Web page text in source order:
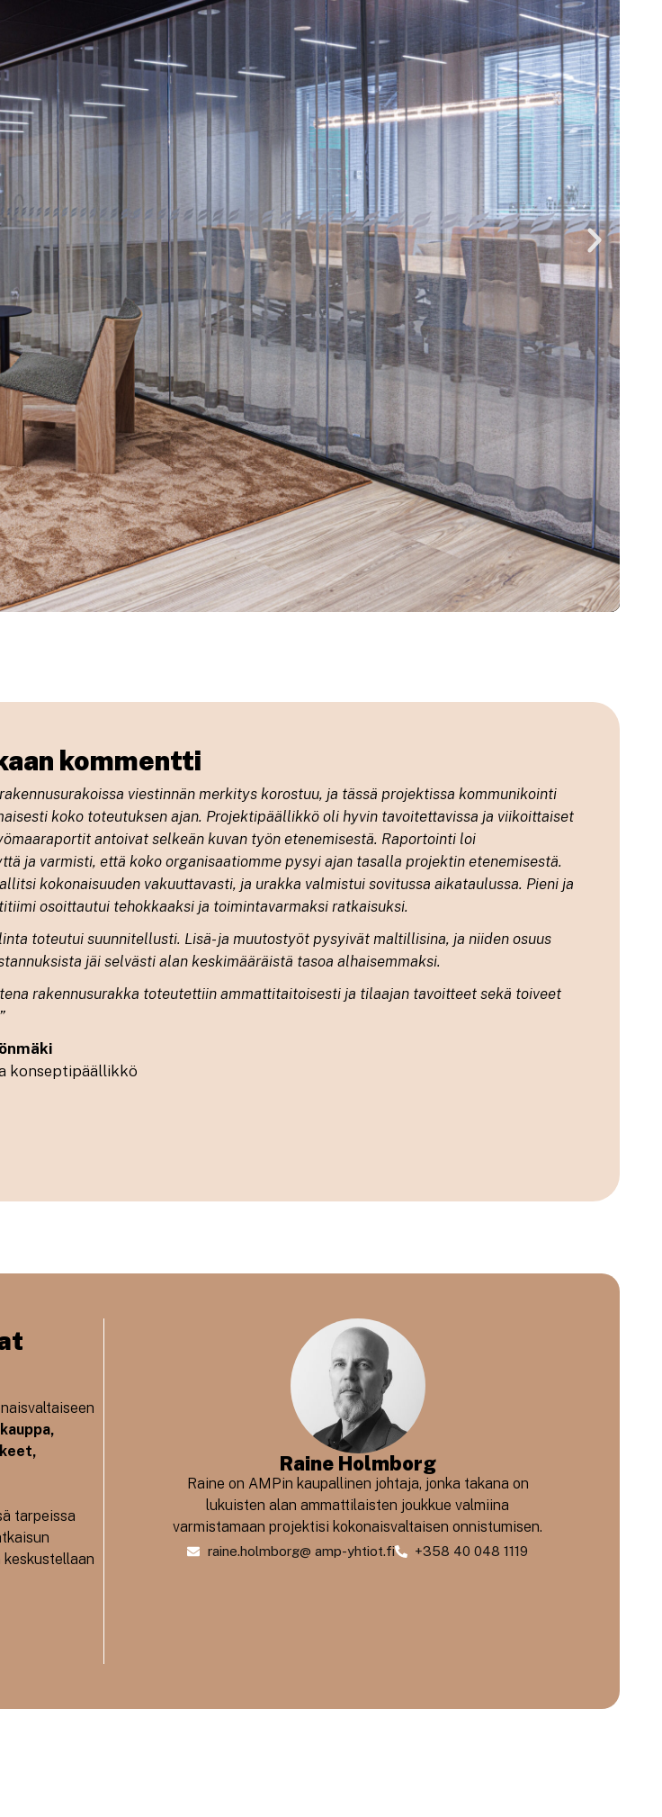
kommentti
viestinnän merkitys korostuu, ja tässä projektissa kommunikointi
koko toteutuksen ajan. Projektipäällikkö oli hyvin tavoitettavissa ja viikoittaiset
antoivat selkeän kuvan työn etenemisestä. Raportointi loi
ja varmisti, että koko organisaatiomme pysyi ajan tasalla projektin etenemisestä.
kokonaisuuden vakuuttavasti, ja urakka valmistui sovitussa aikataulussa. Pieni ja
osoittautui tehokkaaksi ja toimintavarmaksi ratkaisuksi.
toteutui suunnitellusti. Lisä- ja muutostyöt pysyivät maltillisina, ja niiden osuus
jäi selvästi alan keskimääräistä tasoa alhaisemmaksi.
rakennusurakka toteutettiin ammattitaitoisesti ja tilaajan tavoitteet sekä toiveet
”
konseptipäällikkö
tarpeissa
keskustellaan
Raine Holmborg
Raine on AMPin kaupallinen johtaja, jonka takana on
lukuisten alan ammattilaisten joukkue valmiina
varmistamaan projektisi kokonaisvaltaisen onnistumisen.
raine.holmborg@ amp-yhtiot.fi +358 40 048 1119